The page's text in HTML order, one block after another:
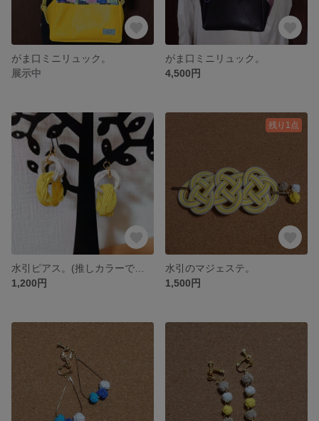
がま口ミニリュック。
展示中
がま口ミニリュック。
4,500円
1,200円
残り1点
水引のマジェステ。
1,500円